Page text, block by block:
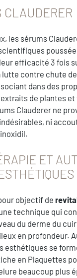
CLAUDERER
les sérums
efficacité 3 fois
lutte contre chute
dans des
de plantes
Clauderer ne
ni
ET
objectif de
technique qui
du derme du
en profondeur.
esthétiques se
en Plaquettes
beaucoup plus